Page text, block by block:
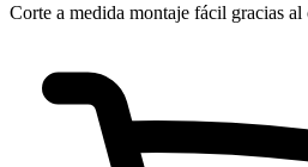
Corte a medida montaje fácil gracias